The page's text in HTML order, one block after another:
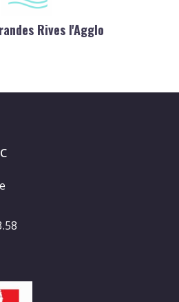
Rives l'Agglo